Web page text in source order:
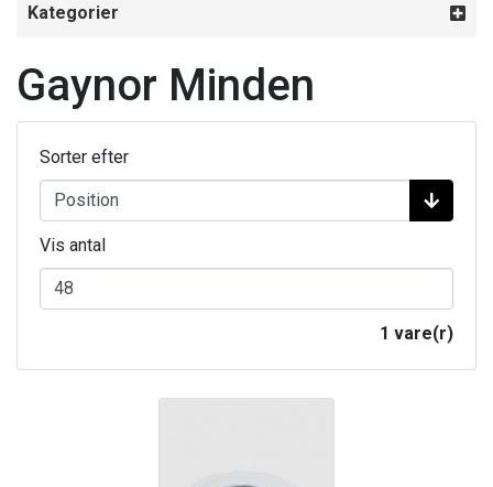
Kategorier
Gaynor Minden
Sorter efter
Vis antal
1 vare(r)